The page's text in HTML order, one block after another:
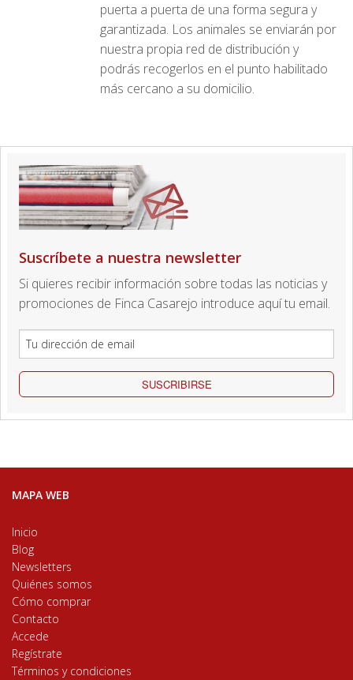
puerta a puerta de una forma segura y
garantizada. Los animales se enviarán por
nuestra propia red de distribución y
podrás recogerlos en el punto habilitado
más cercano a su domicilio.
Suscríbete a nuestra newsletter
Si quieres recibir información sobre todas las noticias y
promociones de Finca Casarejo introduce aquí tu email.
SUSCRIBIRSE
MAPA WEB
Inicio
Blog
Newsletters
Quiénes somos
Cómo comprar
Contacto
Accede
Regístrate
Términos y condiciones